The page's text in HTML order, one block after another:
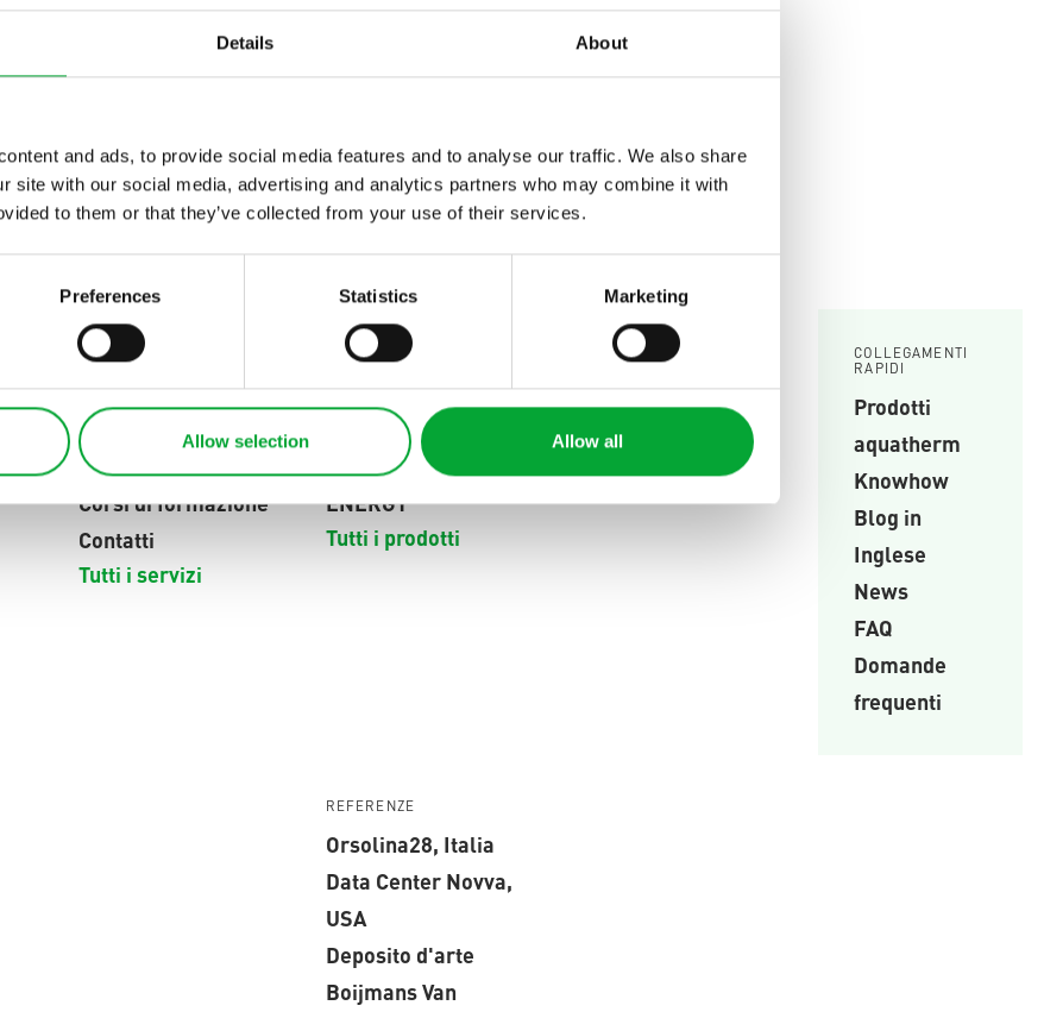
Details About
and ads, to provide social media features and to analyse our traffic. We also share
site with our social media, advertising and analytics partners who may combine it with
to them or that they’ve collected from your use of their services.
Preferences Statistics Marketing
Allow selection Allow all
Database della
conoscenza
Strumenti di
progettazione
Corsi di formazione
Contatti
Tutti i servizi
AQUATHERM BLUE
AQUATHERM GREEN
AQUATHERM RED
AQUATHERM
ENERGY
Tutti i prodotti
Chi siamo
Sedi
News
Tutto sull'azienda
COLLEGAMENTI
RAPIDI
Prodotti
aquatherm
Knowhow
Blog in
Inglese
News
FAQ
Domande
frequenti
REFERENZE
Orsolina28, Italia
Data Center Novva,
USA
Deposito d'arte
Boijmans Van